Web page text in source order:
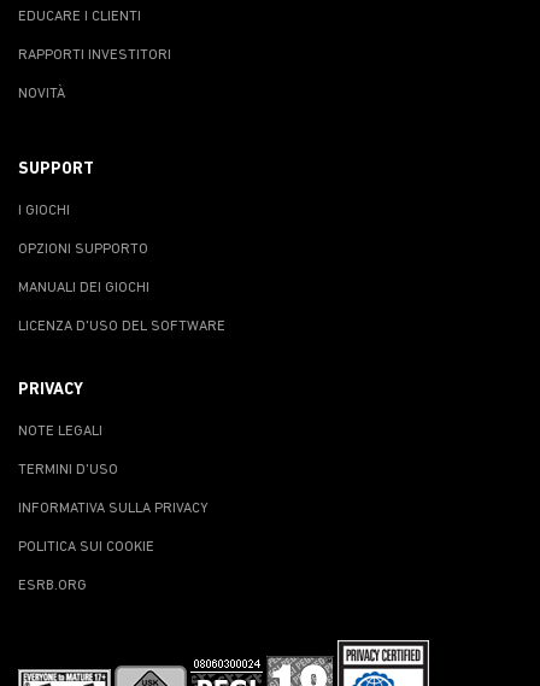
EDUCARE I CLIENTI
RAPPORTI INVESTITORI
NOVITÀ
SUPPORT
I GIOCHI
OPZIONI SUPPORTO
MANUALI DEI GIOCHI
LICENZA D'USO DEL SOFTWARE
PRIVACY
NOTE LEGALI
TERMINI D'USO
INFORMATIVA SULLA PRIVACY
POLITICA SUI COOKIE
ESRB.ORG